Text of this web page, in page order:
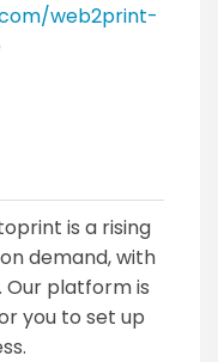
web2print-
is a rising
demand, with
platform is
you to set up